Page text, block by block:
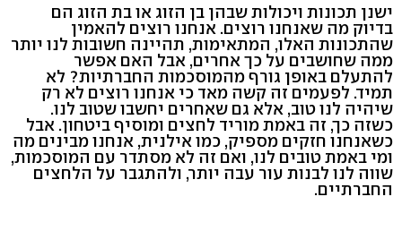
ישנן תכונות ויכולות שבהן בן הזוג או בת הזוג הם
בדיוק מה שאנחנו רוצים. אנחנו רוצים להאמין
שהתכונות האלו, המתאימות, תהיינה חשובות לנו יותר
ממה שחושבים על כך אחרים, אבל האם אפשר
להתעלם באופן גורף מהמוסכמות החברתיות? לא
תמיד. לפעמים זה קשה מאד כי אנחנו רוצים לא רק
שיהיה לנו טוב, אלא גם שאחרים יחשבו שטוב לנו.
כשזה כך, זה באמת מוריד לחצים ומוסיף ביטחון. אבל
כשאנחנו חזקים מספיק, כמו אילנית, אנחנו מבינים מה
ומי באמת טובים לנו, ואם זה לא מסתדר עם המוסכמות,
שווה לנו לבנות עור עבה יותר, ולהתגבר על הלחצים
החברתיים.